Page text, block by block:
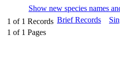
Show new species names
1 of 1 Records
1 of 1 Pages
Brief Records